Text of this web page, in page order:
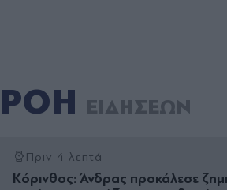
ΡΟΗ ΕΙΔΗΣΕΩΝ
Πριν 4 λεπτά
Κόρινθος: Άνδρας προκάλεσε